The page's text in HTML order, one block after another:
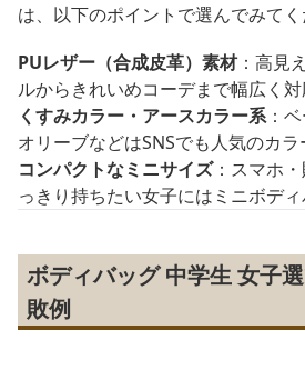
は、以下のポイントで選んでみてく
PUレザー（合成皮革）素材：高見
ルからきれいめコーデまで幅広く対
くすみカラー・アースカラー系：
オリーブなどはSNSでも人気のカラ
コンパクトなミニサイズ：スマホ
っきり持ちたい女子にはミニボディ
ボディバッグ 中学生 女子
敗例